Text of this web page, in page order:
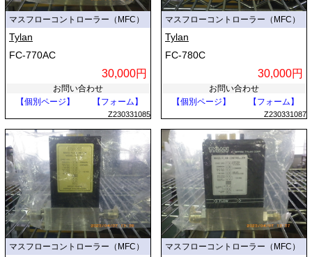
マスフローコントローラー（MFC）
Tylan
FC-770AC
30,000円
お問い合わせ
【個別ページ】
【フォーム】
Z230331085
マスフローコントローラー（MFC）
Tylan
FC-780C
30,000円
お問い合わせ
【個別ページ】
【フォーム】
Z230331087
マスフローコントローラー（MFC） マスフローコントローラー（MFC）